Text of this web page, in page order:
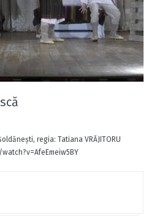
regia: Tatiana VRĂJITORU